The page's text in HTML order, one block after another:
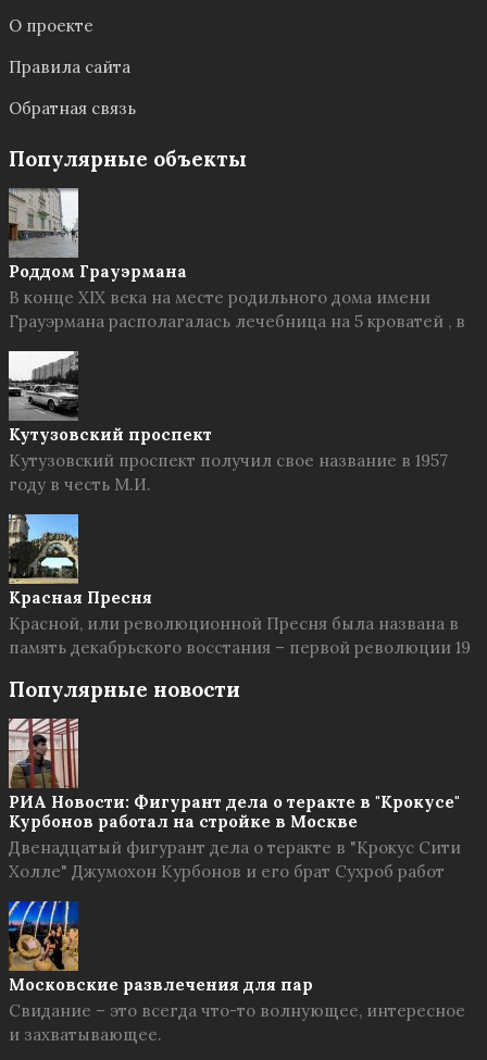
О проекте
Правила сайта
Обратная связь
Популярные объекты
Роддом Грауэрмана
В конце XIX века на месте родильного дома имени
Грауэрмана располагалась лечебница на 5 кроватей , в
Кутузовский проспект
Кутузовский проспект получил свое название в 1957
году в честь М.И.
Красная Пресня
Красной, или революционной Пресня была названа в
память декабрьского восстания – первой революции 19
Популярные новости
РИА Новости: Фигурант дела о теракте в "Крокусе"
Курбонов работал на стройке в Москве
Двенадцатый фигурант дела о теракте в "Крокус Сити
Холле" Джумохон Курбонов и его брат Сухроб работ
Московские развлечения для пар
Свидание – это всегда что-то волнующее, интересное
и захватывающее.